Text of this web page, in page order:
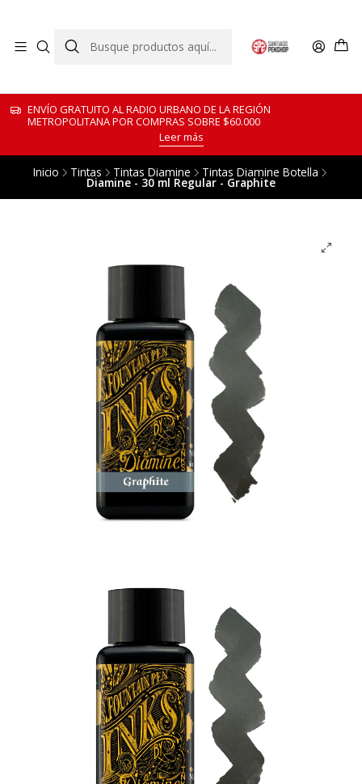
ENVÍO GRATUITO AL RADIO URBANO DE LA REGIÓN
METROPOLITANA POR COMPRAS SOBRE $60.000
Leer más
Inicio Tintas Tintas Diamine Tintas Diamine Botella
Diamine - 30 ml Regular - Graphite